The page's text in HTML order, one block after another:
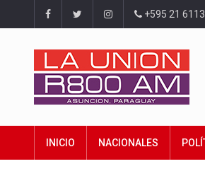
+595 21
INICIO NACIONALES